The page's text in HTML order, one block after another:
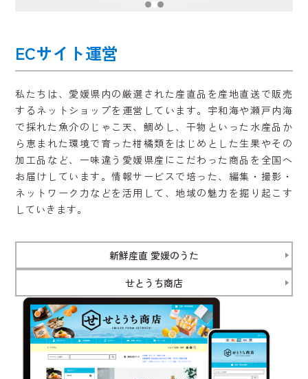
ECサイト運営
私たちは、愛媛県内の厳選された産直品を産地直送で販売
するネットショップを運営しています。宇和海や瀬戸内海
で採れた魚介のじゃこ天、鯛めし、干物といった水産品か
ら恵まれた環境で育った柑橘類をはじめとした生果やその
加工品など、一味違う愛媛県産にこだわった商品を全国へ
お届けしています。情報サービスで培った、編集・撮影・
ネットワーク力などを活用して、地域の魅力を掘り起こす
していきます。
新鮮産直 愛媛のうた
せとうち商店